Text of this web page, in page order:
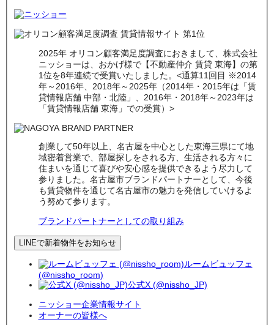
2025年 オリコン顧客満足度調査におきまして、株式会社
ニッショーは、おかげ様で【不動産仲介 賃貸 東海】の第
1位を8年連続で受賞いたしました。<通算11回目 ※2014
年～2016年、2018年～2025年（2014年・2015年は「賃
貸情報店舗 中部・北陸」、2016年・2018年～2023年は
「賃貸情報店舗 東海」での受賞）>
創業して50年以上、名古屋を中心とした東海三県にて地
域密着営業で、部屋探しをされる方、生活される方々に
住まいを通じて喜びや安心感を提供できるよう尽力して
参りました。名古屋市ブランドパートナーとして、今後
も賃貸物件を通じて名古屋市の魅力を発信していけるよ
う努めて参ります。
ブランドパートナーとしての取り組み
LINEで新着物件をお知らせ
ルームビュッフェ
(@nissho_room)
公式X (@nissho_JP)
ニッショー企業情報サイト
オーナーの皆様へ